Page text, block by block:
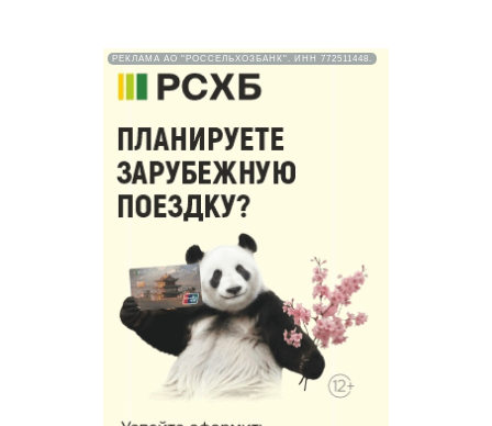
РЕКЛАМА АО "РОССЕЛЬХОЗБАНК". ИНН 772511448.